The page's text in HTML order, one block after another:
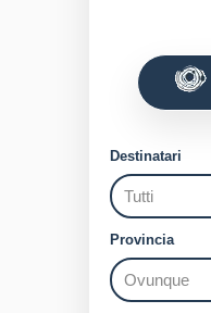
Destinatari
Provincia